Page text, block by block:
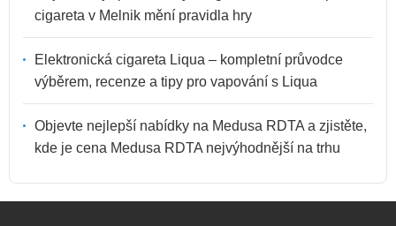
cigareta v Melnik mění pravidla hry
Elektronická cigareta Liqua – kompletní průvodce
výběrem, recenze a tipy pro vapování s Liqua
Objevte nejlepší nabídky na Medusa RDTA a zjistěte,
kde je cena Medusa RDTA nejvýhodnější na trhu